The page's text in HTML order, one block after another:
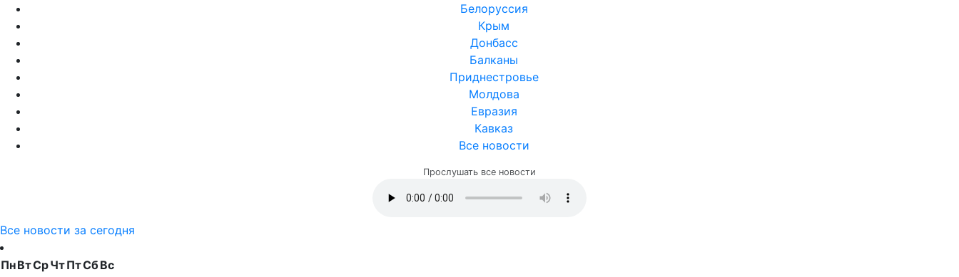
Белоруссия
Крым
Донбасс
Балканы
Приднестровье
Молдова
Евразия
Кавказ
Все новости
Прослушать все новости
Все новости за сегодня
ПнВтСрЧтПтСбВс